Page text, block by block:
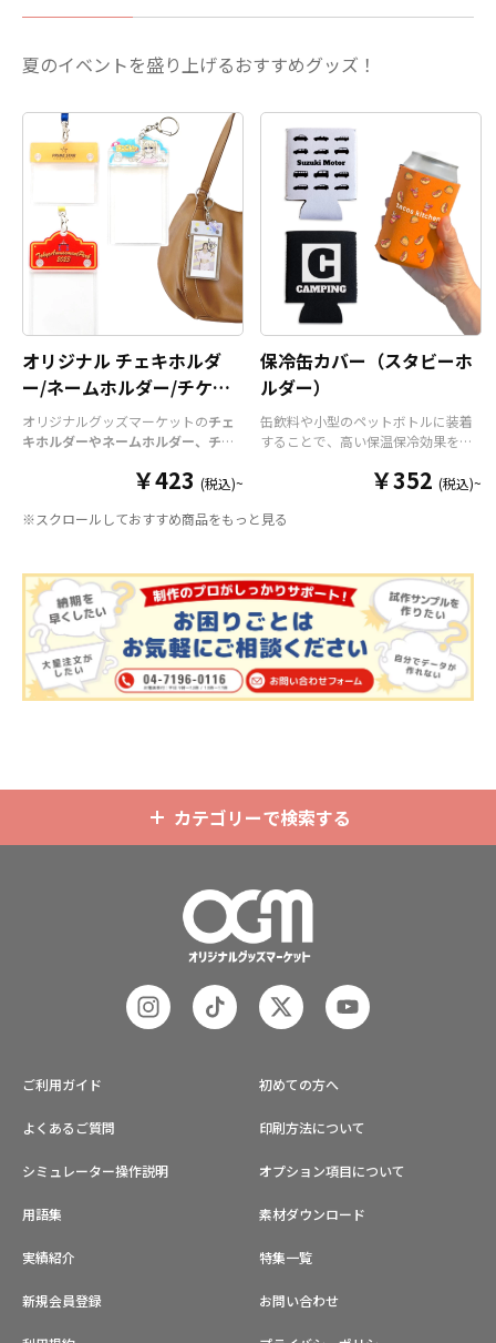
夏のイベントを盛り上げるおすすめグッズ！
オリジナル チェキホルダ
ー/ネームホルダー/チケッ
トホルダー
オリジナルグッズマーケットのチェ
キホルダーやネームホルダー、チケ
ダーパーツを組み合わせた今まであ
です。透明度が高く美しいアクリル
ー、ネームホルダーでオリジナルの
ホルダーはデザイン次第でどんなシ
ーンでもマッチします。ヘッダー部
分はダイカットでデザインにあわせ
た自由な形状で制作することができ
ます。また長さ調整と安全機能が付
いたネックストラップが標準で付属
ど様々な業界に人気です。 短納期・
￥423 (税込)~
保冷缶カバー（スタビーホ
ルダー）
缶飲料や小型のペットボトルに装着
することで、高い保温保冷効果を発
ダー）をOEM製作できます。使わな
携帯性に優れています。オールシー
ラーは全9色ご用意しておりますの
で、お客様のイメージやデザインに
合わせてお選びいただけます。 国内
の自社工場にて印刷いたしますの
で、短納期・小ロットでの対応が可
能です。グッズ制作の専門スタッフ
がしっかりサポートいたしますの
￥352 (税込)~
※スクロールしておすすめ商品をもっと見る
カテゴリーで検索する
ご利用ガイド 初めての方へ
よくあるご質問 印刷方法について
シミュレーター操作説明 オプション項目について
用語集 素材ダウンロード
実績紹介 特集一覧
新規会員登録 お問い合わせ